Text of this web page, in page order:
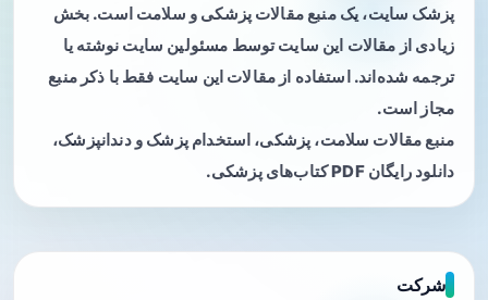
پزشک سایت، یک منبع مقالات پزشکی و سلامت است. بخش
زیادی از مقالات این سایت توسط مسئولین سایت نوشته یا
ترجمه شده‌اند. استفاده از مقالات این سایت فقط با ذکر منبع
مجاز است.
منبع مقالات سلامت، پزشکی، استخدام پزشک و دندانپزشک،
دانلود رایگان PDF کتاب‌های پزشکی.
شرکت